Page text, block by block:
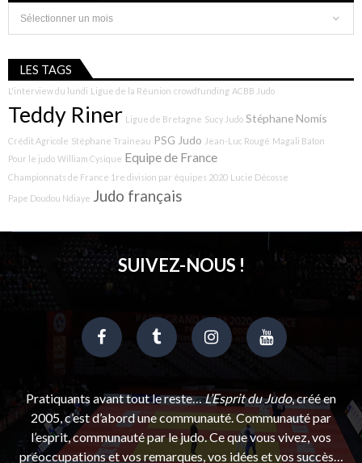
Archives
LES TAGS
L'interview du lundi Ligue de la Réunion crowdfunding ACBB Judo
Teddy Riner Ligue de Bretagne Sucy Judo Stéphane Nomis
Crédit Agricole Stéphane Traineau PSG Judo Jean-Luc Rougé Magali Baton
Pour le judo William Cysique Equipe de France
Championnats de France 1re division par équipes 2020 Lucie Décosse
Pape Doudou Ndiaye Judo français
SUIVEZ-NOUS !
Pratiquants avant tout le reste…L’Esprit du Judo, créé en
2005, c’est d’abord une communauté. Communauté par
l’esprit, communauté par le judo. Ce que vous vivez, vos
préoccupations et vos remarques, vos idées et vos succès…